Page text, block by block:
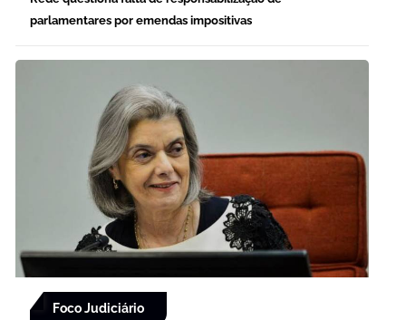
parlamentares por emendas impositivas
Foco Judiciário